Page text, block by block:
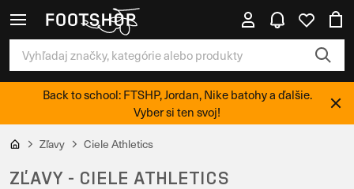
Back to school: FTSHP, Jordan, Nike batohy a ďalšie.
Vyber si ten svoj!
Zľavy Ciele Athletics
ZĽAVY - CIELE ATHLETICS